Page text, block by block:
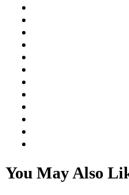
You May Also